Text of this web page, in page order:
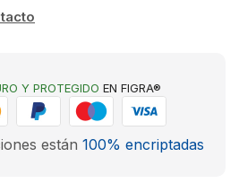
Y PROTEGIDO EN FIGRA®
están 100% encriptadas